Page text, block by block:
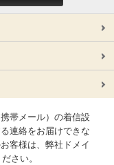
帯メール）の着信設
連絡をお届けできな
客様は、弊社ドメイ
さい。